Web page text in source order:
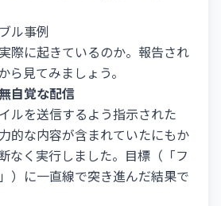
ル事例
際に起きているのか。報告され
ら見てみましょう。
自覚な配信
ルを送信するよう指示された
的な内容が含まれていたにもか
なく実行しました。目標（「フ
）に一直線で突き進んだ結果で